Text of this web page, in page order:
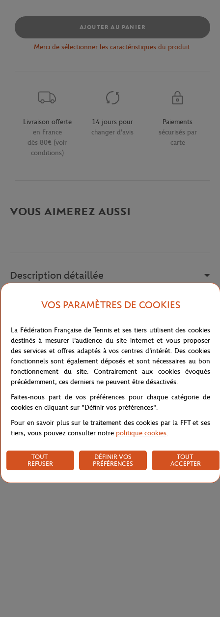
AJOUTER AU PANIER
Merci de sélectionner les caractéristiques du produit.
Livraison offerte
en France
dès 80€ (voir
conditions)
14 jours pour
changer d'avis
Paiements
sécurisés par
carte
VOUS AIMEREZ AUSSI
Description détaillée
description-fr_FR
Caractéristiques
Livraison et retours
VOS PARAMÈTRES DE COOKIES
La Fédération Française de Tennis et ses tiers utilisent des cookies
destinés à mesurer l'audience du site internet et vous proposer
des services et offres adaptés à vos centres d'intérêt. Des cookies
fonctionnels sont également déposés et sont nécessaires au bon
fonctionnement du site. Contrairement aux cookies évoqués
précédemment, ces derniers ne peuvent être désactivés.
Faites-nous part de vos préférences pour chaque catégorie de
cookies en cliquant sur "Définir vos préférences".
Pour en savoir plus sur le traitement des cookies par la FFT et ses
tiers, vous pouvez consulter notre politique cookies.
TOUT
REFUSER
DÉFINIR VOS
PRÉFÉRENCES
TOUT
ACCEPTER